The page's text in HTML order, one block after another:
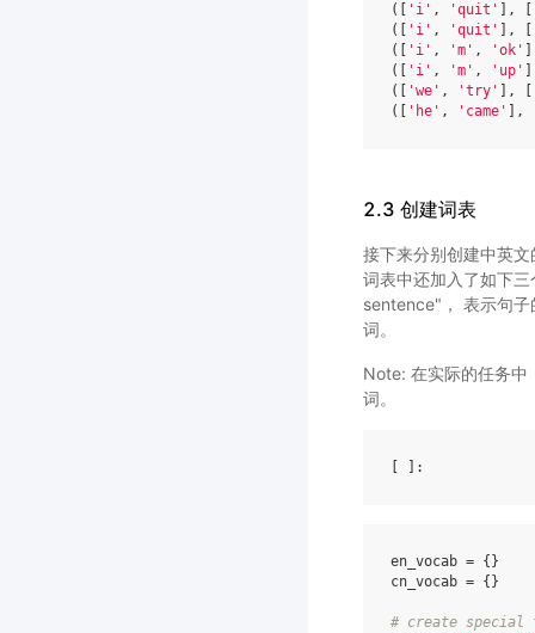
(
'i' , 'quit' ,
(
'i' , 'quit' ,
(
'i' , 'm' , 'ok'
(
'i' , 'm' , 'up'
(
'we' , 'try' ,
(
'he' , 'came' ,
2.3 创建词表
接下来分别创建中英
词表中还加入了如下
sentence"， 表示句
词。
Note: 在实际的任务中
词。
en_vocab = {}
cn_vocab = {}
# create special